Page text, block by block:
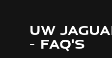
UW
- FAQ'S